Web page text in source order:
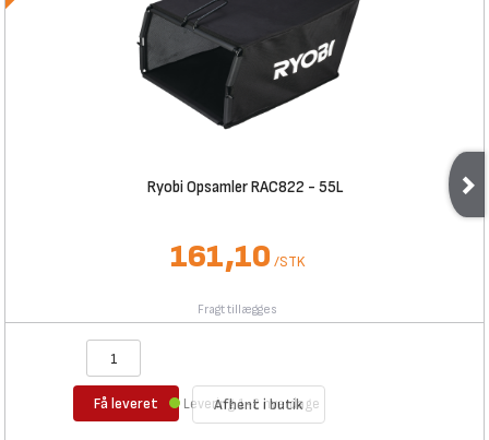
Ryobi Opsamler RAC822 - 55L
161,10 /STK
Fragt tillægges
Få leveret Afhent i butik
Levering 1-2 hverdage